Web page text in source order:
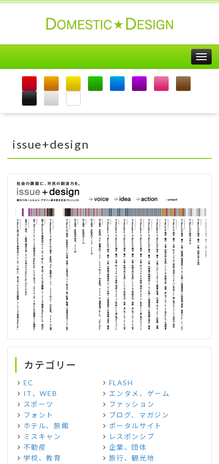
issue+design
カテゴリー
EC
FLASH
IT、WEB
エンタメ、ゲーム
スポーツ
ファッション
フォント
ブログ、マガジン
ホテル、旅館
ポータルサイト
ミスキャン
レスポンシブ
不動産
企業、団体
学校、教育
旅行、観光地